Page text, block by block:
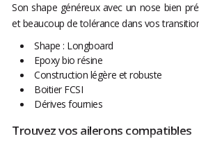
Son shape généreux avec un nose bien
et beaucoup de tolérance dans vos
Shape : Longboard
Epoxy bio résine
Construction légère et robuste
Boitier FCSI
Dérives fournies
Trouvez vos ailerons compatibles